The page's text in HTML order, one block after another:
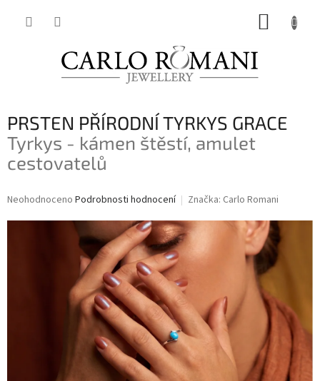
PRSTEN PŘÍRODNÍ TYRKYS GRACE
Tyrkys - kámen štěstí, amulet
cestovatelů
Průměrné
Neohodnoceno Podrobnosti hodnocení Značka: Carlo Romani